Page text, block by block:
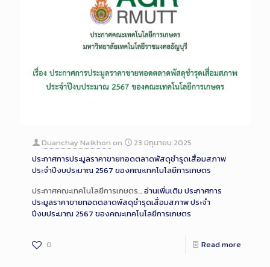
Duanchay Naikhon on
23 มิถุนายน 2025
ประกาศการประมูลราคาขายทอดตลาดพัสดุชำรุดเสื่อมสภาพ
ประจำปีงบประมาณ 2567 ของคณะเทคโนโลยีการเกษตร
ประกาศคณะเทคโนโลยีการเกษตร… อ่านเพิ่มเติมประกาศการ
ประมูลราคาขายทอดตลาดพัสดุชำรุดเสื่อมสภาพ ประจำ
ปีงบประมาณ 2567 ของคณะเทคโนโลยีการเกษตร
0 Read more